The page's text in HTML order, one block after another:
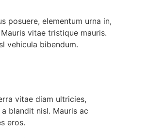
posuere, elementum urna in,
vitae tristique mauris.
vehicula bibendum.
vitae diam ultricies,
blandit nisl. Mauris ac
eros.